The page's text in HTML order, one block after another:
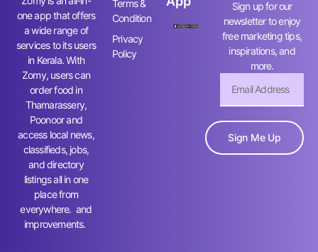
one app that offers
a wide range of
services to its users
in Kerala. With
Zomy, users can
order food in
Thamarassery,
Poonoor and
access local news,
classifieds, jobs,
and directory
listings all in one
place from
everywhere. and
improvements.
Terms &
Condition
Privacy
Policy
Sign up for our
newsletter to enjoy
free marketing tips,
inspirations, and
more.
Sign Me Up